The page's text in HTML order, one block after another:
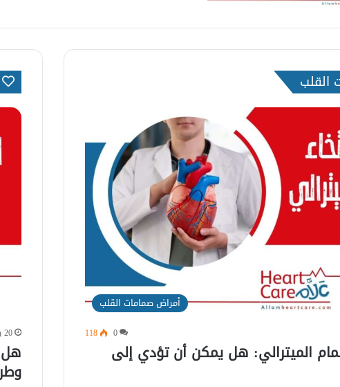
القلب
أمراض صمامات القلب
0
118
الميترالي: هل يمكن أن تؤدي إلى
20 يونيو، 2025
هل